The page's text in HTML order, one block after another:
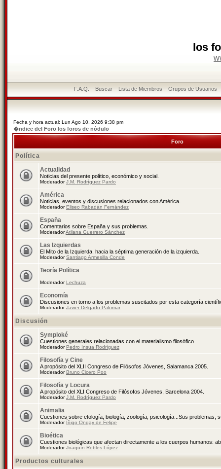
los
F.A.Q. Buscar Lista de Miembros Grupos de Usuarios
Fecha y hora actual: Lun Ago 10, 2026 9:38 pm
�ndice del Foro los foros de nódulo
Foro
Política
Actualidad
Noticias del presente político, económico y social.
ModeradorJ.M. Rodríguez Pardo
América
Noticias, eventos y discusiones relacionados con América.
ModeradorEliseo Rabadán Fernández
España
Comentarios sobre España y sus problemas.
ModeradorAtilana Guerrero Sánchez
Las Izquierdas
El Mito de la Izquierda, hacia la séptima generación de la izquierda.
ModeradorSantiago Armesilla Conde
Teoría Política
ModeradorLechuza
Economía
Discusiones en torno a los problemas suscitados por esta categoría
ModeradorJavier Delgado Palomar
Discusión
Symploké
Cuestiones generales relacionadas con el materialismo filosófico.
ModeradorPedro Insua Rodríguez
Filosofía y Cine
A propósito del XLII Congreso de Filósofos Jóvenes, Salamanca 2005.
ModeradorBruno Cicero Poo
Filosofía y Locura
A propósito del XLI Congreso de Filósofos Jóvenes, Barcelona 2004.
ModeradorJ.M. Rodríguez Pardo
Animalia
Cuestiones sobre etología, biología, zoología, psicología...Sus problemas,
Moderador Íñigo Ongay de Felipe
Bioética
Cuestiones biológicas que afectan directamente a los cuerpos humanos:
ModeradorJoaquín Robles López
Productos culturales